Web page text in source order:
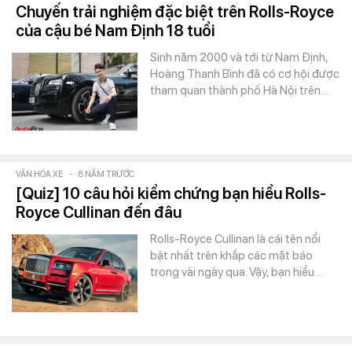
Chuyến trải nghiệm đặc biệt trên Rolls-Royce
của cậu bé Nam Định 18 tuổi
Sinh năm 2000 và tới từ Nam Định,
Hoàng Thanh Bình đã có cơ hội được
tham quan thành phố Hà Nội trên…
VĂN HÓA XE - 8 NĂM TRƯỚC
[Quiz] 10 câu hỏi kiểm chứng bạn hiểu Rolls-
Royce Cullinan đến đâu
Rolls-Royce Cullinan là cái tên nổi
bật nhất trên khắp các mặt báo
trong vài ngày qua. Vậy, bạn hiểu…